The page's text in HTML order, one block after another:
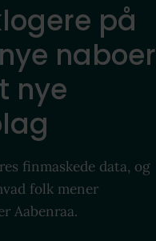
på
naboer
nye
finmaskede data, og
folk mener
Aabenraa.